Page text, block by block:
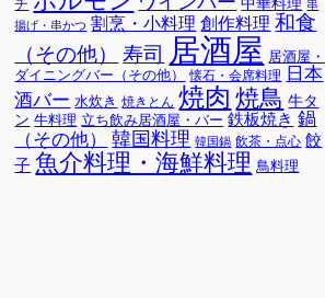
串
揚げ・串かつ 割烹・小料理 創作料理 和食
（その他）
寿司 居酒屋 居酒屋・
ダイニングバー（その他）
懐石・会席料理 日本
酒バー 水炊き 焼きとん 焼肉焼鳥 牛タ
ン 牛料理 立ち飲み居酒屋・バー 鉄板焼き 鍋
（その他） 韓国料理 韓国鍋 飲茶・点心 餃
子 魚介料理・海鮮料理 鳥料理